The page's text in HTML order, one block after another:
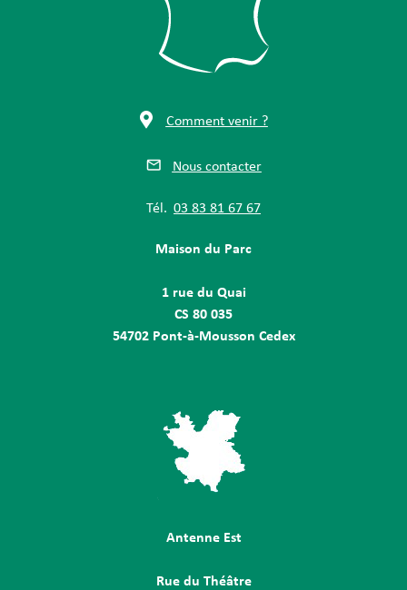
Comment venir ?
Nous contacter
Tél. 03 83 81 67 67
Maison du Parc
1 rue du Quai
CS 80 035
54702 Pont-à-Mousson Cedex
Antenne Est
Rue du Théâtre